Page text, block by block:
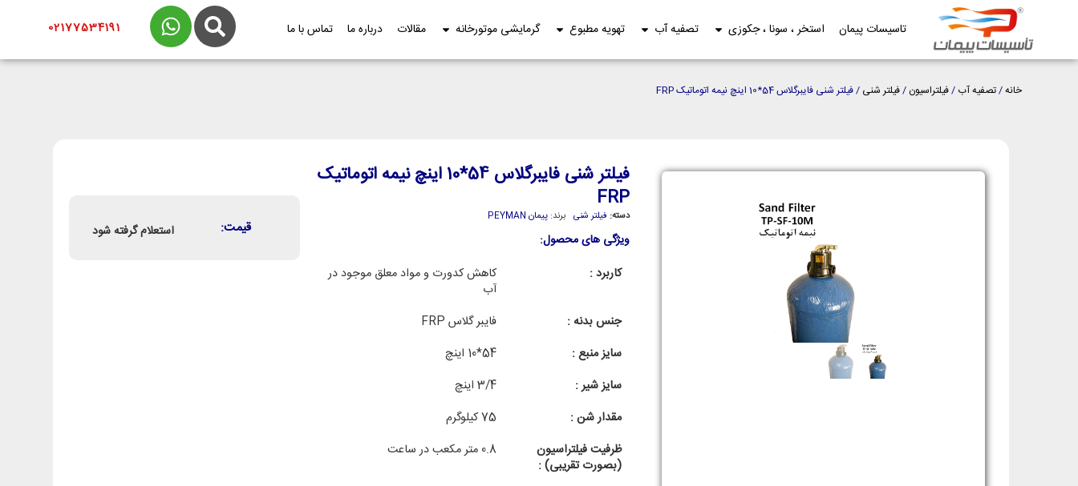
تاسیسات پیمان استخر ، سونا ، جکوزی تصفیه آب تهویه مطبوع گرمایشی موتورخانه مقالات درباره ما تماس با ما 02177534191
خانه/تصفیه آب /فیلتراسیون /فیلتر شنی / فیلتر شنی فایبرگلاس 54*10 اینچ نیمه اتوماتیک FRP
قیمت: استعلام گرفته شود
فیلتر شنی فایبرگلاس 54*10 اینچ نیمه اتوماتیک
FRP
دسته: فیلتر شنی برند: پیمان PEYMAN
ویژگی های محصول:
کاربرد :
کاهش کدورت و مواد معلق موجود در
آب
جنس بدنه :
فایبر گلاس FRP
سایز منبع :
54*10 اینچ
سایز شیر :
3/4 اینچ
مقدار شن :
75 کیلوگرم
ظرفیت فیلتراسیون
(بصورت تقریبی) :
0.8 متر مکعب در ساعت